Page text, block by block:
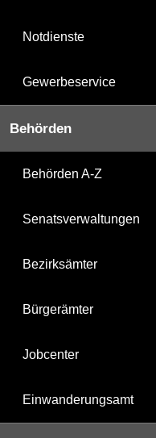
Notdienste
Gewerbeservice
Behörden
Behörden A-Z
Senatsverwaltungen
Bezirksämter
Bürgerämter
Jobcenter
Einwanderungsamt